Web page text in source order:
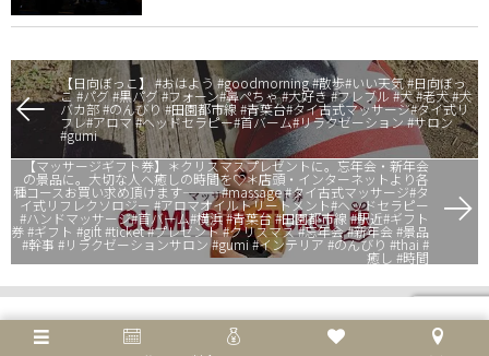
【日向ぼっこ】 #おはよう #goodmorning #散歩#いい天気 #日向ぼっ
こ #パグ #黒パグ #フォーン#鼻ぺちゃ #大好き #フレブル #犬 #老犬 #犬
バカ部 #のんびり #田園都市線 #青葉台#タイ古式マッサージ#タイ式リ
フレ#アロマ #ヘッドセラピー#首バーム#リラクゼーション #サロン
#gumi
【マッサージギフト券】＊クリスマスプレゼントに。忘年会・新年会
の景品に。大切な人へ癒しの時間を♡＊店頭・インターネットより各
種コースお買い求め頂けます———#massage #タイ古式マッサージ#タ
イ式リフレクソロジー #アロマオイルトリートメント#ヘッドセラピー
#ハンドマッサージ#首バーム#横浜 #青葉台 #田園都市線 #駅近#ギフト
券 #ギフト #gift #ticket #プレゼント #クリスマス #忘年会 #新年会 #景品
#幹事 #リラクゼーションサロン #gumi #インテリア #のんびり #thai #
癒し #時間